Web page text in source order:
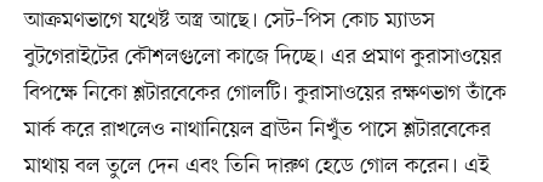
আক্রমণভাগে যথেষ্ট অস্ত্র আছে। সেট–পিস কোচ ম্যাডস
বুটগেরাইটের কৌশলগুলো কাজে দিচ্ছে। এর প্রমাণ কুরাসাওয়ের
বিপক্ষে নিকো শ্লটারবেকের গোলটি। কুরাসাওয়ের রক্ষণভাগ তাঁকে
মার্ক করে রাখলেও নাথানিয়েল ব্রাউন নিখুঁত পাসে শ্লটারবেকের
মাথায় বল তুলে দেন এবং তিনি দারুণ হেডে গোল করেন। এই